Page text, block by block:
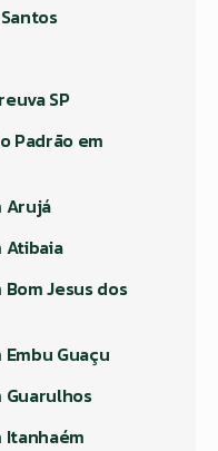
SP
Padrão em
Arujá
Atibaia
Jesus dos
Guaçu
Guarulhos
Itanhaém